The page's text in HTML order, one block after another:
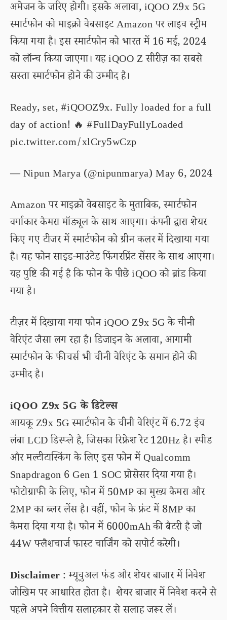
अमेजन के जरिए होगी। इसके अलावा, iQOO Z9x 5G
स्मार्टफोन को माइक्रो वेबसाइट Amazon पर लाइव स्ट्रीम
किया गया है। इस स्मार्टफोन को भारत में 16 मई, 2024
को लॉन्च किया जाएगा। यह iQOO Z सीरीज़ का सबसे
सस्ता स्मार्टफोन होने की उम्मीद है।
Ready, set,#iQOOZ9x. Fully loaded for a full
day of action! 🔥#FullDayFullyLoaded
pic.twitter.com/xlCry5wCzp
— Nipun Marya (@nipunmarya)May 6, 2024
Amazon पर माइक्रो वेबसाइट के मुताबिक, स्मार्टफोन
वर्गाकार कैमरा मॉड्यूल के साथ आएगा। कंपनी द्वारा शेयर
किए गए टीजर में स्मार्टफोन को ग्रीन कलर में दिखाया गया
है। यह फोन साइड-माउंटेड फिंगरप्रिंट सेंसर के साथ आएगा।
यह पुष्टि की गई है कि फोन के पीछे iQOO को ब्रांड किया
गया है।
टीज़र में दिखाया गया फोन iQOO Z9x 5G के चीनी
वेरिएंट जैसा लग रहा है। डिजाइन के अलावा, आगामी
स्मार्टफोन के फीचर्स भी चीनी वेरिएंट के समान होने की
उम्मीद है।
iQOO Z9x 5G के डिटेल्स
आयकू Z9x 5G स्मार्टफोन के चीनी वेरिएंट में 6.72 इंच
लंबा LCD डिस्प्ले है, जिसका रिफ्रेश रेट 120Hz है। स्पीड
और मल्टीटास्किंग के लिए इस फोन में Qualcomm
Snapdragon 6 Gen 1 SOC प्रोसेसर दिया गया है।
फोटोग्राफी के लिए, फोन में 50MP का मुख्य कैमरा और
2MP का ब्लर लेंस है। वहीं, फोन के फ्रंट में 8MP का
कैमरा दिया गया है। फोन में 6000mAh की बैटरी है जो
44W फ्लैशचार्ज फास्ट चार्जिंग को सपोर्ट करेगी।
Disclaimer : म्यूचुअल फंड और शेयर बाजार में निवेश
जोखिम पर आधारित होता है। शेयर बाजार में निवेश करने से
पहले अपने वित्तीय सलाहकार से सलाह जरूर लें।